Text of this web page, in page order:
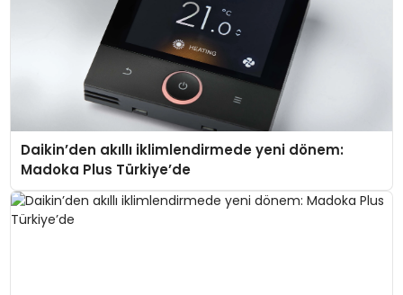
Daikin’den akıllı iklimlendirmede yeni dönem:
Madoka Plus Türkiye’de